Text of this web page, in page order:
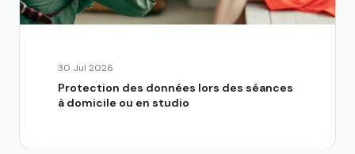
30 Jul 2026
Protection des données lors des séances
à domicile ou en studio